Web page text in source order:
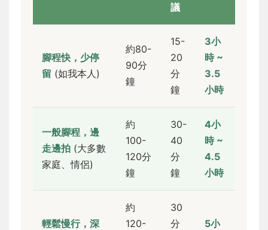
議
腳程快，少停
留 (如我本人)
約80-
90分
鐘
15-
20
分
鐘
3小
時 ~
3.5
小時
一般腳程，邊
走邊拍 (大多數
家庭、情侶)
約
100-
120分
鐘
30-
40
分
鐘
4小
時 ~
4.5
小時
輕鬆慢行，深
約
120-
30
分
5小